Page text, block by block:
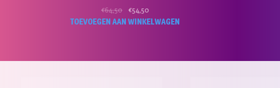
€64,50
Oorspronkelijke
prijs
€54,50Huidige
prijs
TOEVOEGEN AAN WINKELWAGEN